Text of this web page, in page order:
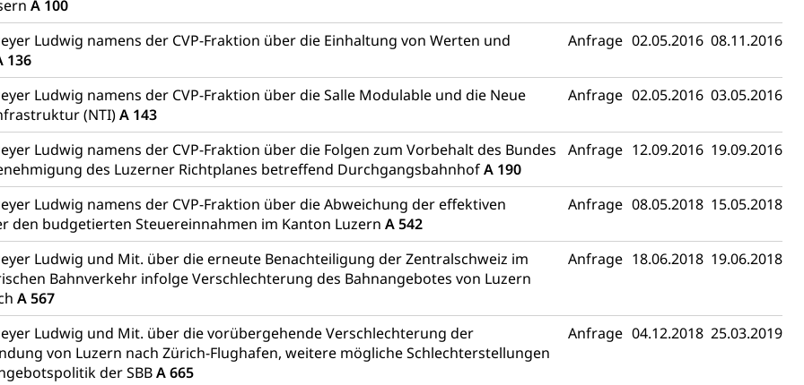
A 100
Ludwig namens der CVP-Fraktion über die Einhaltung von Werten und
136
Anfrage 02.05.2016 08.11.2016
Ludwig namens der CVP-Fraktion über die Salle Modulable und die Neue
(NTI)A 143
Anfrage 02.05.2016 03.05.2016
Ludwig namens der CVP-Fraktion über die Folgen zum Vorbehalt des Bundes
des Luzerner Richtplanes betreffend DurchgangsbahnhofA 190
Anfrage 12.09.2016 19.09.2016
Ludwig namens der CVP-Fraktion über die Abweichung der effektiven
den budgetierten Steuereinnahmen im Kanton Luzern A 542
Anfrage 08.05.2018 15.05.2018
Ludwig und Mit. über die erneute Benachteiligung der Zentralschweiz im
Bahnverkehr infolge Verschlechterung des Bahnangebotes von Luzern
A 567
Anfrage 18.06.2018 19.06.2018
Ludwig und Mit. über die vorübergehende Verschlechterung der
von Luzern nach Zürich-Flughafen, weitere mögliche Schlechterstellungen
der SBBA 665
Anfrage 04.12.2018 25.03.2019